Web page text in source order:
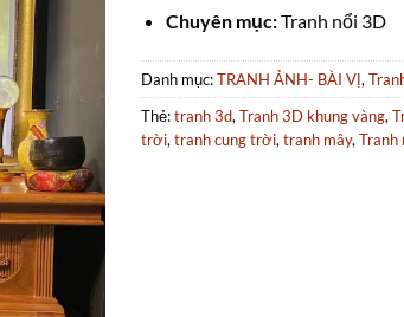
Chuyên mục:Tranh nổi 3D
Danh mục:TRANH ẢNH- BÀI VỊ,
Thẻ:tranh 3d, Tranh 3D khung vàng,
trời, tranh cung trời, tranh mây, Tranh